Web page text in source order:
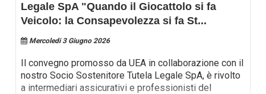
Legale SpA "Quando il Giocattolo si fa
Veicolo: la Consapevolezza si fa St...
Mercoledi 3 Giugno 2026
Il convegno promosso da UEA in collaborazione con il
nostro Socio Sostenitore Tutela Legale SpA, è rivolto
a intermediari assicurativi e professionisti del